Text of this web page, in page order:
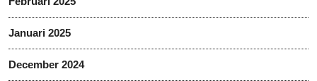
Januari 2025
December 2024